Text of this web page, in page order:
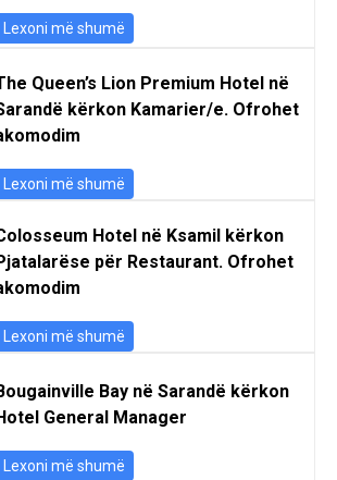
Lexoni më shumë
Queen’s Lion Premium Hotel në
kërkon Kamarier/e. Ofrohet
Lexoni më shumë
Hotel në Ksamil kërkon
për Restaurant. Ofrohet
Lexoni më shumë
Bay në Sarandë kërkon
General Manager
Lexoni më shumë